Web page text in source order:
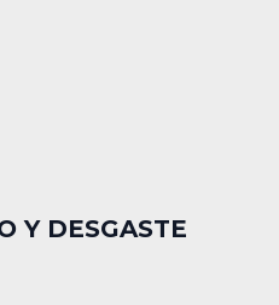
Y DESGASTE